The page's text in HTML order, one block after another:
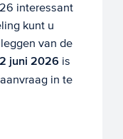
interessant
kunt u
van de
2 juni 2026is
in te